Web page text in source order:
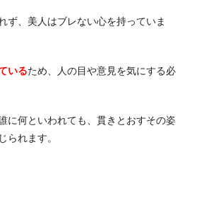
ず、美人はブレない心を持っていま
いるため、人の目や意見を気にする必
に何といわれても、貫きとおすその姿
られます。